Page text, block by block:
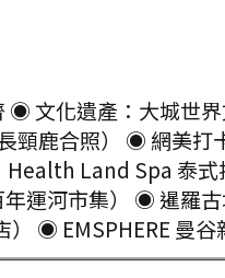
文化遺產：大城世
鹿合照） ◉ 網美
Land Spa 泰
運河市集） ◉ 暹羅
） ◉ EMSPHERE
✈️